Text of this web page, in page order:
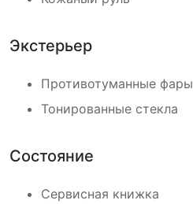
Экстерьер
Противотуманные фары
Тонированные стекла
Состояние
Сервисная книжка